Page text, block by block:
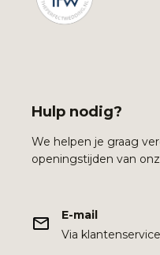
Hulp nodig?
We helpen je graag
openingstijden van
E-mail
Via